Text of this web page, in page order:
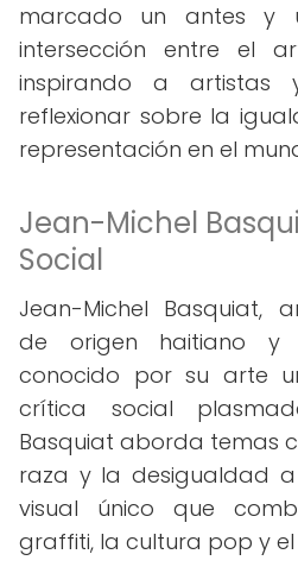
marcado un antes y
intersección entre el
inspirando a artistas
reflexionar sobre la
representación en el
Jean-Michel
Social
Jean-Michel Basquiat,
de origen haitiano y
conocido por su arte
crítica social
Basquiat aborda temas
raza y la desigualdad
visual único que
graffiti, la cultura pop y